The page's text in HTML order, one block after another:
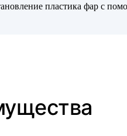
пластика фар с